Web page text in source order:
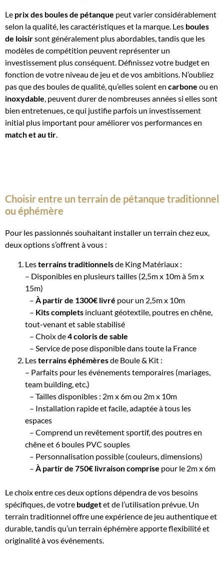
Le prix des boules de pétanque peut varier considérablement
selon la qualité, les caractéristiques et la marque. Les boules
de loisirsont généralement plus abordables, tandis que les
modèles de compétition peuvent représenter un
investissement plus conséquent. Définissez votre budget en
fonction de votre niveau de jeu et de vos ambitions. N’oubliez
pas que des boules de qualité, qu’elles soient en carbone ou en
inoxydable, peuvent durer de nombreuses années si elles sont
bien entretenues, ce qui justifie parfois un investissement
initial plus important pour améliorer vos performances en
match et au tir.
Choisir entre un terrain de pétanque traditionnel
ou éphémère
Pour les passionnés souhaitant installer un terrain chez eux,
deux options s’offrent à vous :
Lesterrains traditionnelsde King Matériaux :
– Disponibles en plusieurs tailles (2,5m x 10m à 5m x
15m)
– À partir de 1300€ livré pour un 2,5m x 10m
– Kits complets incluant géotextile, poutres en chêne,
tout-venant et sable stabilisé
– Choix de4 coloris de sable
– Service de pose disponible dans toute la France
Lesterrains éphémèresde Boule & Kit :
– Parfaits pour les événements temporaires (mariages,
team building, etc.)
– Tailles disponibles : 2m x 6m ou 2m x 10m
– Installation rapide et facile, adaptée à tous les
espaces
– Comprend un revêtement sportif, des poutres en
chêne et 6 boules PVC souples
– Personnalisation possible (couleurs, dimensions)
– À partir de 750€ livraison comprise pour le 2m x 6m
Le choix entre ces deux options dépendra de vos besoins
spécifiques, de votre budgetet de l’utilisation prévue. Un
terrain traditionnel offre une expérience de jeu authentique et
durable, tandis qu’un terrain éphémère apporte flexibilité et
originalité à vos événements.